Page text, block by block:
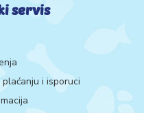
servis
i isporuci